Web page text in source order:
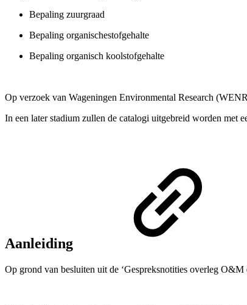
Bepaling zuurgraad
Bepaling organischestofgehalte
Bepaling organisch koolstofgehalte
Op verzoek van Wageningen Environmental Research
In een later stadium zullen de catalogi uitgebreid worden met
Aanleiding
Op grond van besluiten uit de ‘Gespreksnotities overleg